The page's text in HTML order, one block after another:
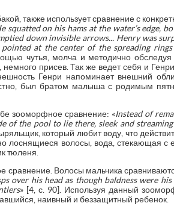
также использует сравнение с
squatted on his hams at the water’s edge,
down invisible arrows... Henry was
at the center of the spreading
чутья, молча и методично
присев. Так же ведет себя и
Генри напоминает внешний
был братом малыша с родимым
зооморфное сравнение: «Instead of
of the pool to lie there, sleek and streaming
который любит воду, что
волосы, вода, стекающая с
тюленя.
сравнение. Волосы мальчика
over his head as though baldness were
» [4, с. 90]. Используя данный
наивный и беззащитный ребенок.